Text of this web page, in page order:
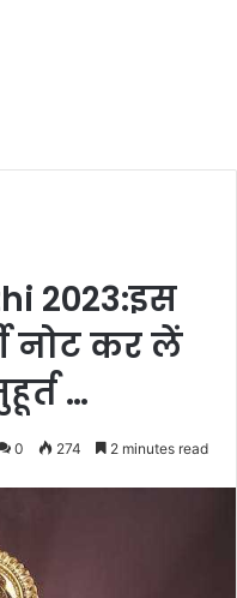
2023:इस
नोट कर लें
…
0 274 2 minutes read